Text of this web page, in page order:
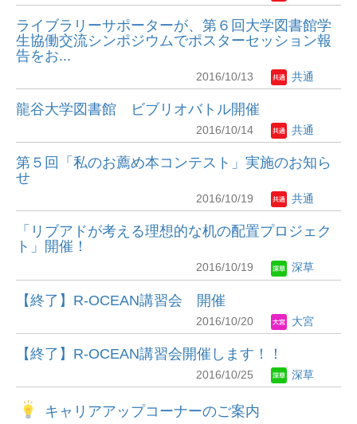
ライブラリーサポーターが、第６回大学図書館学
生協働交流シンポジウムでポスターセッション報
告をお...
2016/10/13 共通
龍谷大学図書館 ビブリオバトル開催
2016/10/14 共通
第５回「私のお薦め本コンテスト」実施のお知ら
せ
2016/10/19 共通
「リブアドが考える理想的な机の配置プロジェク
ト」開催！
2016/10/19 深草
【終了】R-OCEAN講習会 開催
2016/10/20 大宮
【終了】R-OCEAN講習会開催します！！
2016/10/25 深草
キャリアアップコーナーのご案内